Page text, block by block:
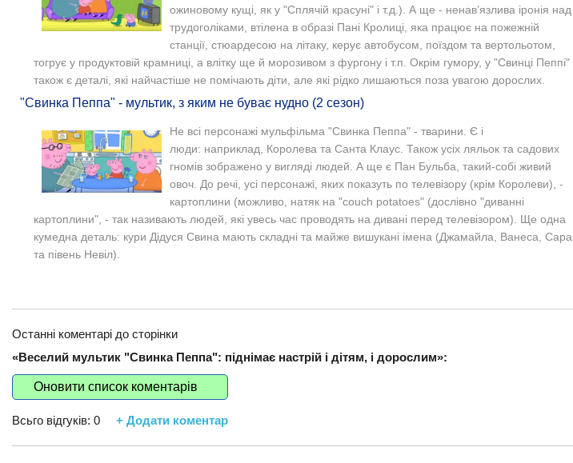
ожиновому кущі, як у "Сплячій красуні" і т.д.). А ще - ненав’язлива іронія над
трудоголіками, втілена в образі Пані Кролиці, яка працює на пожежній
станції, стюардесою на літаку, керує автобусом, поїздом та вертольотом,
тогрує у продуктовій крамниці, а влітку ще й морозивом з фургону і т.п. Окрім гумору, у "Свинці Пеппі"
також є деталі, які найчастіше не помічають діти, але які рідко лишаються поза увагою дорослих.
"Свинка Пеппа" - мультик, з яким не буває нудно (2 сезон)
Не всі персонажі мульфільма "Свинка Пеппа" - тварини. Є і
люди: наприклад, Королева та Санта Клаус. Також усіх ляльок та садових
гномів зображено у вигляді людей. А ще є Пан Бульба, такий-собі живий
овоч. До речі, усі персонажі, яких показуть по телевізору (крім Королеви), -
картоплини (можливо, натяк на "couch potatoes" (дослівно "диванні
картоплини", - так називають людей, які увесь час проводять на дивані перед телевізором). Ще одна
кумедна деталь: кури Дідуся Свина мають складні та майже вишукані імена (Джамайла, Ванеса, Сара
та півень Невіл).
Останні коментарі до сторінки
«Веселий мультик "Свинка Пеппа": піднімає настрій і дітям, і дорослим»:
Оновити список коментарів
Всьго відгуків: 0 + Додати коментар